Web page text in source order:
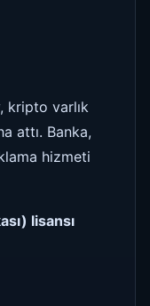
kripto varlık
attı. Banka,
hizmeti
lisansı